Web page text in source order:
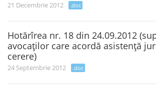
21 Decembrie 2012 .doc
Hotărîrea nr. 18 din 24.09.2012
avocaţilor care acordă asistenţă
cerere)
24 Septembrie 2012 .doc